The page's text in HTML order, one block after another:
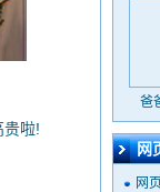
啦!
爸
网
网